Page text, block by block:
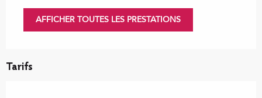
AFFICHER TOUTES LES PRESTATIONS
Tarifs